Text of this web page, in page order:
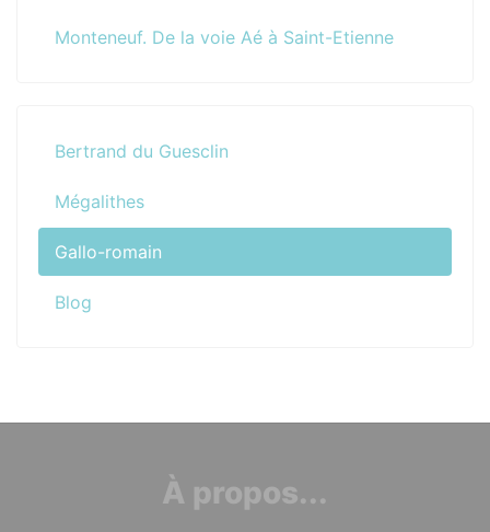
Monteneuf. De la voie Aé à Saint-Etienne
Bertrand du Guesclin
Mégalithes
Gallo-romain
Blog
À propos...